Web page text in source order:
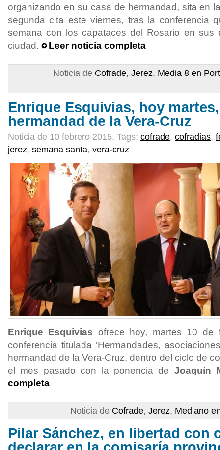
organizando en su casa de hermandad, sita en
segunda cita este viernes, tras la conferencia
semana con los capataces del Rosario en sus
ciudad.
Leer noticia completa
Noticia de Cofrade, Jerez, Media 8 en
Enrique Esquivias, hoy
hermandad de la Vera-Cruz
Noticia de 10 febrero 2015. Tags: cofrade, cofradias,
jerez, semana santa, vera-cruz
Enrique Esquivias ofrece hoy, martes 10 de
conferencia titulada ‘Hermandades,
hermandad de la Vera-Cruz, dentro del ciclo de
el mes pasado con la ponencia de Joaquín
completa
Noticia de Cofrade, Jerez, Mediano
Pilar Sánchez, en libertad con